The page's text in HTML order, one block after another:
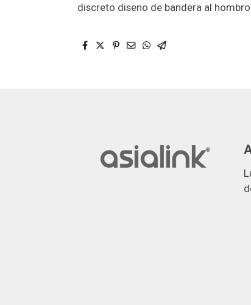
discreto diseno de bandera al hombro.